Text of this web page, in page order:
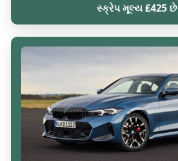
સ્ક્રેપ મૂલ્ય £425 છે